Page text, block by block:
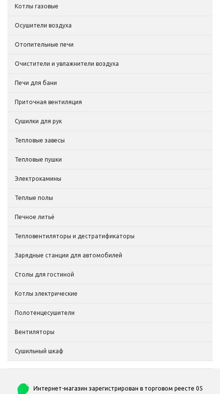
Котлы газовые
Осушители воздуха
Отопительные печи
Очистители и увлажнители воздуха
Печи для бани
Приточная вентиляция
Сушилки для рук
Тепловые завесы
Тепловые пушки
Электрокамины
Теплые полы
Печное литьё
Тепловентиляторы и дестратификаторы
Зарядные станции для автомобилей
Столы для гостиной
Котлы электрические
Полотенцесушители
Вентиляторы
Сушильный шкаф
Интернет-магазин зарегистрирован в торговом реесте 05